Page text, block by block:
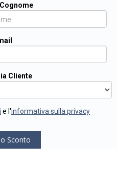
Cliente
e l'informativa sulla privacy
Sconto